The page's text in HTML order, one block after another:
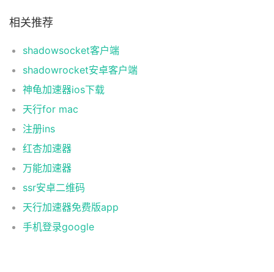
相关推荐
shadowsocket客户端
shadowrocket安卓客户端
神龟加速器ios下载
天行for mac
注册ins
红杏加速器
万能加速器
ssr安卓二维码
天行加速器免费版app
手机登录google